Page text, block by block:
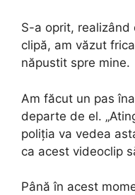
S-a oprit, realizând
clipă, am văzut
năpustit spre mine.
Am făcut un pas
departe de el.
poliția va vedea
ca acest videoclip
Până în acest